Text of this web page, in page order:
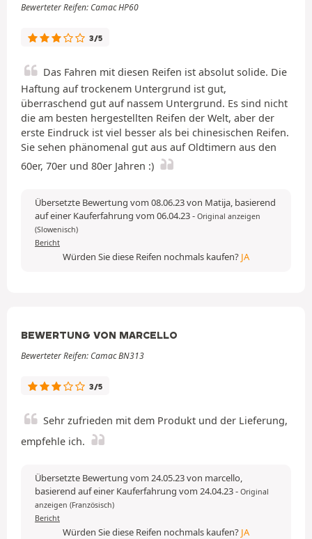
Bewerteter Reifen: Camac HP60
3/5
Das Fahren mit diesen Reifen ist absolut solide. Die
Haftung auf trockenem Untergrund ist gut,
überraschend gut auf nassem Untergrund. Es sind nicht
die am besten hergestellten Reifen der Welt, aber der
erste Eindruck ist viel besser als bei chinesischen Reifen.
Sie sehen phänomenal gut aus auf Oldtimern aus den
60er, 70er und 80er Jahren :)
Übersetzte Bewertung vom 08.06.23 von Matija, basierend
auf einer Kauferfahrung vom 06.04.23- Original anzeigen
(Slowenisch)
Bericht
Würden Sie diese Reifen nochmals kaufen? JA
BEWERTUNG VON MARCELLO
Bewerteter Reifen: Camac BN313
3/5
Sehr zufrieden mit dem Produkt und der Lieferung,
empfehle ich.
Übersetzte Bewertung vom 24.05.23 von marcello,
basierend auf einer Kauferfahrung vom 24.04.23- Original
anzeigen (Französisch)
Bericht
Würden Sie diese Reifen nochmals kaufen? JA